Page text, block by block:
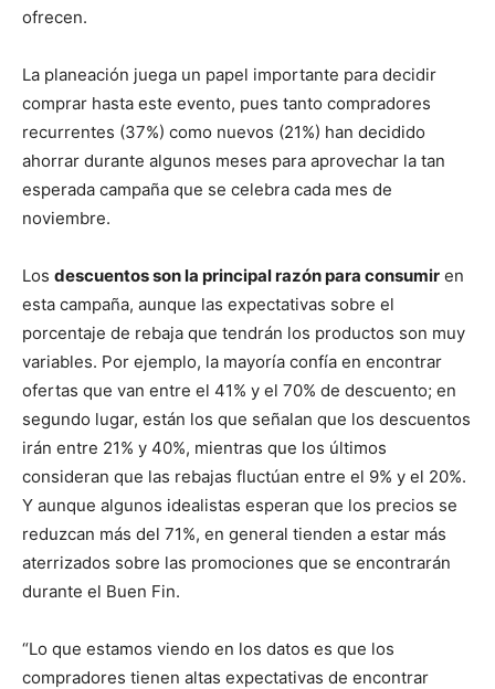
ofrecen.
La planeación juega un papel importante para decidir
comprar hasta este evento, pues tanto compradores
recurrentes (37%) como nuevos (21%) han decidido
ahorrar durante algunos meses para aprovechar la tan
esperada campaña que se celebra cada mes de
noviembre.
Los descuentos son la principal razón para consumir en
esta campaña, aunque las expectativas sobre el
porcentaje de rebaja que tendrán los productos son muy
variables. Por ejemplo, la mayoría confía en encontrar
ofertas que van entre el 41% y el 70% de descuento; en
segundo lugar, están los que señalan que los descuentos
irán entre 21% y 40%, mientras que los últimos
consideran que las rebajas fluctúan entre el 9% y el 20%.
Y aunque algunos idealistas esperan que los precios se
reduzcan más del 71%, en general tienden a estar más
aterrizados sobre las promociones que se encontrarán
durante el Buen Fin.
“Lo que estamos viendo en los datos es que los
compradores tienen altas expectativas de encontrar